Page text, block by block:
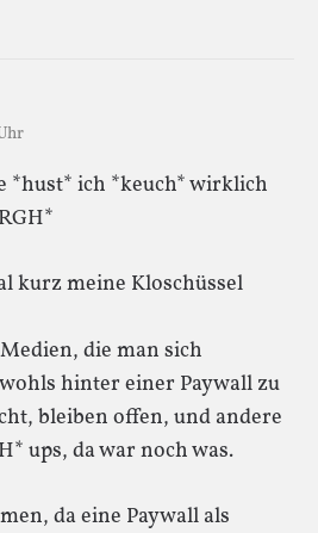
*hust* ich *keuch* wirklich
kurz meine Kloschüssel
die man sich
hinter einer Paywall zu
bleiben offen, und andere
ups, da war noch was.
da eine Paywall als